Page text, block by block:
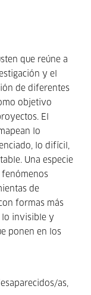
que reúne a
y el
de diferentes
objetivo
El
lo
lo difícil,
Una especie
fenómenos
de
formas más
lo invisible y
ponen en los
as,